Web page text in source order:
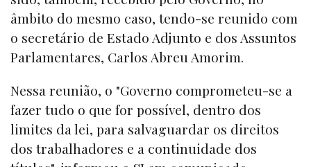
âmbito do mesmo caso, tendo-se reunido com
o secretário de Estado Adjunto e dos Assuntos
Parlamentares, Carlos Abreu Amorim.
Nessa reunião, o "Governo comprometeu-se a
fazer tudo o que for possível, dentro dos
limites da lei, para salvaguardar os direitos
dos trabalhadores e a continuidade dos